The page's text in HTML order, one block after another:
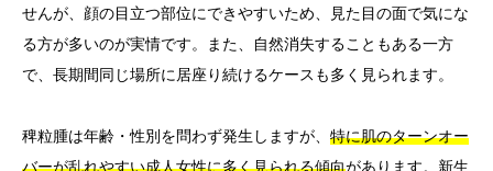
せんが、顔の目立つ部位にできやすいため、見た目の面で気にな
る方が多いのが実情です。また、自然消失することもある一方
で、長期間同じ場所に居座り続けるケースも多く見られます。
稗粒腫は年齢・性別を問わず発生しますが、 特に肌のターンオー
バーが乱れやすい成人女性に多く見られる傾向があります。新生